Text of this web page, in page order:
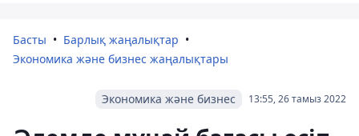
Басты
Барлық жаңалықтар
Экономика және бизнес жаңалықтары
13:55, 26 тамыз 2022
Экономика және бизнес